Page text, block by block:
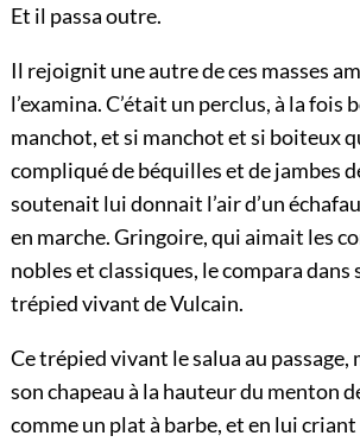
Et il passa outre.
Il rejoignit une autre de ces masses
l’examina. C’était un perclus, à la fois
manchot, et si manchot et si boiteux
compliqué de béquilles et de jambes
soutenait lui donnait l’air d’un
en marche. Gringoire, qui aimait les
nobles et classiques, le compara dans
trépied vivant de Vulcain.
Ce trépied vivant le salua au passage,
son chapeau à la hauteur du menton
comme un plat à barbe, et en lui